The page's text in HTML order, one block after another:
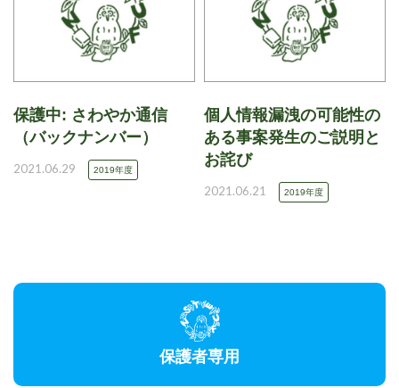
保護中: さわやか通信
（バックナンバー）
2021.06.29 2019年度
個人情報漏洩の可能性の
ある事案発生のご説明と
お詫び
2021.06.21 2019年度
保護者専用